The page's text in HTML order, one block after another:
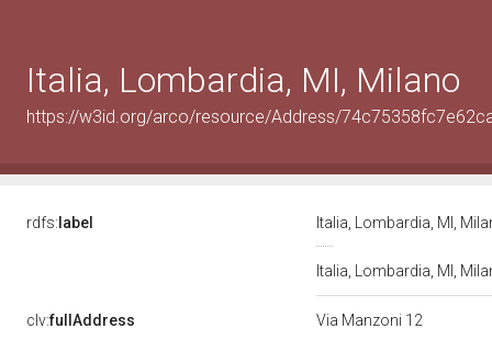
Italia, Lombardia, MI, Milano
https://w3id.org/arco/resource/Address/
rdfs: label Italia, Lombardia, MI,
Italia, Lombardia, MI,
clv:fullAddress Via Manzoni 12